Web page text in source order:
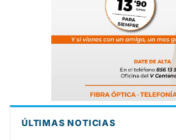
ÚLTIMAS NOTICIAS